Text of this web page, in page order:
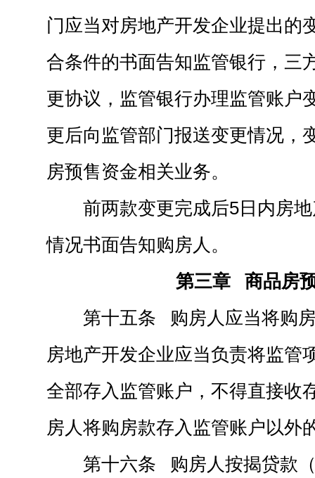
门应当对房地产开发企业提出的
合条件的书面告知监管银行，三
更协议，监管银行办理监管账户
更后向监管部门报送变更情况，
房预售资金相关业务。
前两款变更完成后5日内房
情况书面告知购房人。
第三章 商品房
第十五条 购房人应当将购
房地产开发企业应当负责将监管
全部存入监管账户，不得直接收
房人将购房款存入监管账户以外
第十六条 购房人按揭贷款